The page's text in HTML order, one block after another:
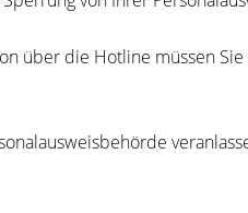
über die Hotline müssen